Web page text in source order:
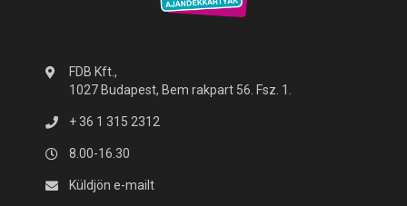
FDB Kft.,
1027 Budapest, Bem rakpart 56. Fsz. 1.
+ 36 1 315 2312
8.00-16.30
Küldjön e-mailt